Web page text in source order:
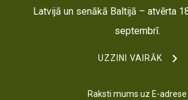
Latvijā un senākā Baltijā – atvērta
septembrī.
UZZINI VAIRĀK
Raksti mums uz E-adrese